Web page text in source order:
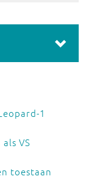
1
VS
toestaan